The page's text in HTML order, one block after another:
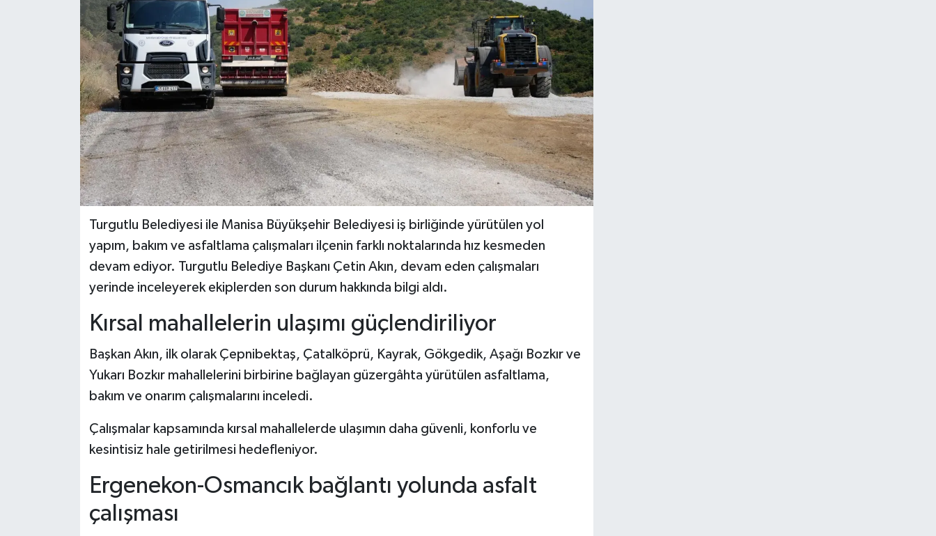
Turgutlu Belediyesi ile Manisa Büyükşehir Belediyesi iş birliğinde yürütülen yol
yapım, bakım ve asfaltlama çalışmaları ilçenin farklı noktalarında hız kesmeden
devam ediyor. Turgutlu Belediye Başkanı Çetin Akın, devam eden çalışmaları
yerinde inceleyerek ekiplerden son durum hakkında bilgi aldı.
Kırsal mahallelerin ulaşımı güçlendiriliyor
Başkan Akın, ilk olarak Çepnibektaş, Çatalköprü, Kayrak, Gökgedik, Aşağı Bozkır ve
Yukarı Bozkır mahallelerini birbirine bağlayan güzergâhta yürütülen asfaltlama,
bakım ve onarım çalışmalarını inceledi.
Çalışmalar kapsamında kırsal mahallelerde ulaşımın daha güvenli, konforlu ve
kesintisiz hale getirilmesi hedefleniyor.
Ergenekon-Osmancık bağlantı yolunda asfalt
çalışması